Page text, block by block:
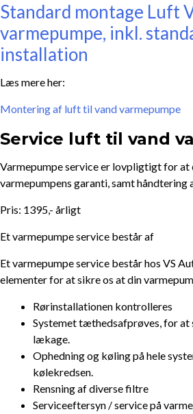
Standard montage Luft
varmepumpe, inkl.
installation
Læs mere her:
Montering af luft til vand varmepumpe
Service luft til vand
Varmepumpe service er lovpligtigt for at
varmepumpens garanti, samt håndtering
Pris: 1395,- årligt
Et varmepumpe service består af
Et varmepumpe service består hos VS
elementer for at sikre os at din
Rørinstallationen kontrolleres
Systemet tæthedsafprøves, for at
lækage.
Ophedning og køling på hele
kølekredsen.
Rensning af diverse filtre
Serviceeftersyn / service på